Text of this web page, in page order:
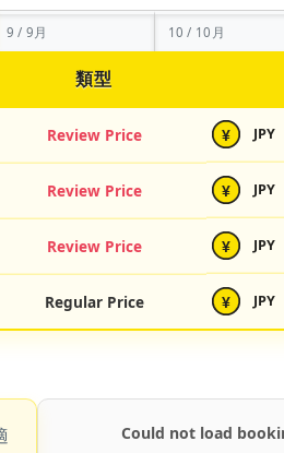
9 / 9月 10 / 10月
類型
Review Price ¥ JPY
Review Price ¥ JPY
Review Price ¥ JPY
Regular Price ¥ JPY
Could not load